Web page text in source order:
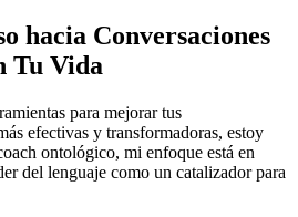
hacia Conversaciones
Tu Vida
para mejorar tus
efectivas y transformadoras, estoy
ontológico, mi enfoque está en
del lenguaje como un catalizador para